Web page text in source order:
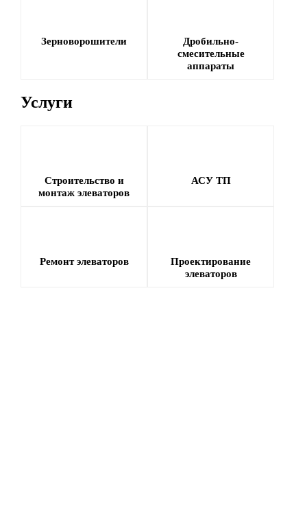
Зерноворошители
Дробильно-
смесительные
аппараты
Услуги
Строительство и
монтаж элеваторов
АСУ ТП
Ремонт элеваторов
Проектирование
элеваторов